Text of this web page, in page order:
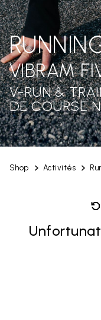
Shop Activités
VIBRAM
V-RUN &
DE COURSE